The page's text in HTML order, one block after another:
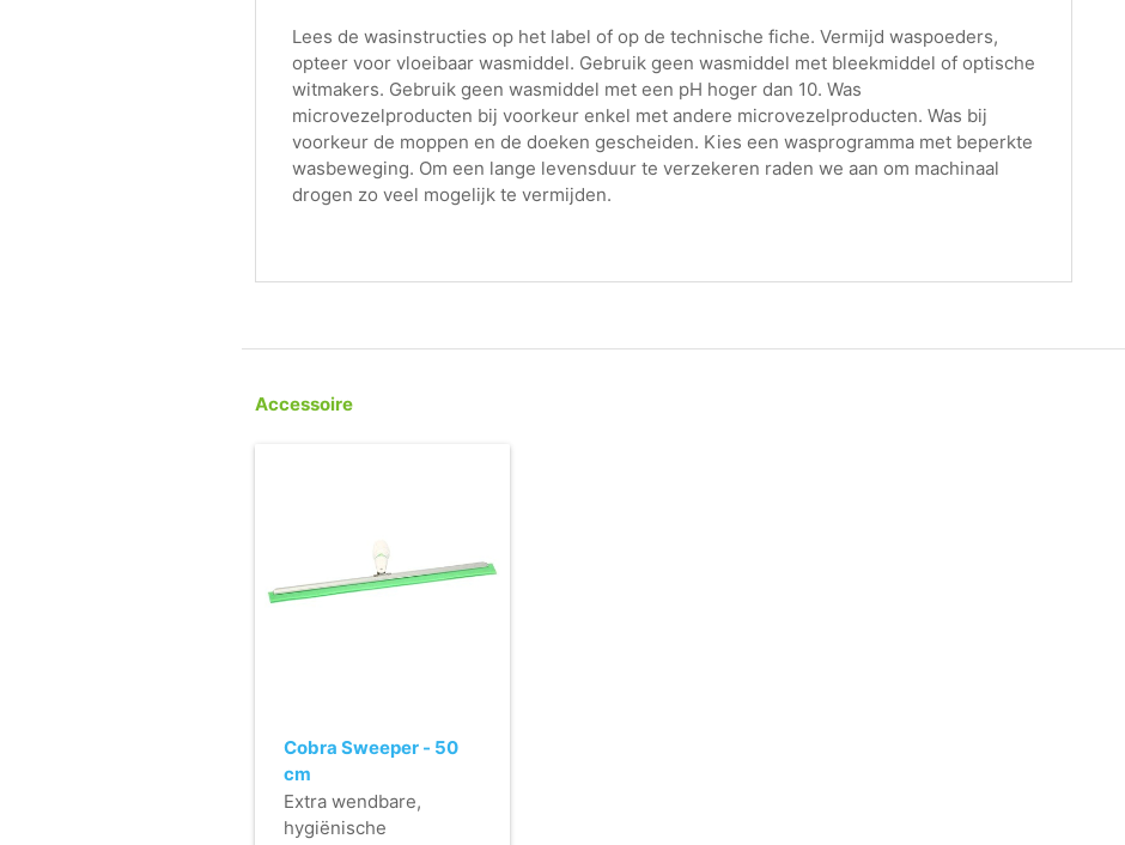
Lees de wasinstructies op het label of op de technische fiche. Vermijd waspoeders,
opteer voor vloeibaar wasmiddel. Gebruik geen wasmiddel met bleekmiddel of optische
witmakers. Gebruik geen wasmiddel met een pH hoger dan 10. Was
microvezelproducten bij voorkeur enkel met andere microvezelproducten. Was bij
voorkeur de moppen en de doeken gescheiden. Kies een wasprogramma met beperkte
wasbeweging. Om een lange levensduur te verzekeren raden we aan om machinaal
drogen zo veel mogelijk te vermijden.
Accessoire
Cobra Sweeper - 50
cm
Extra wendbare,
hygiënische